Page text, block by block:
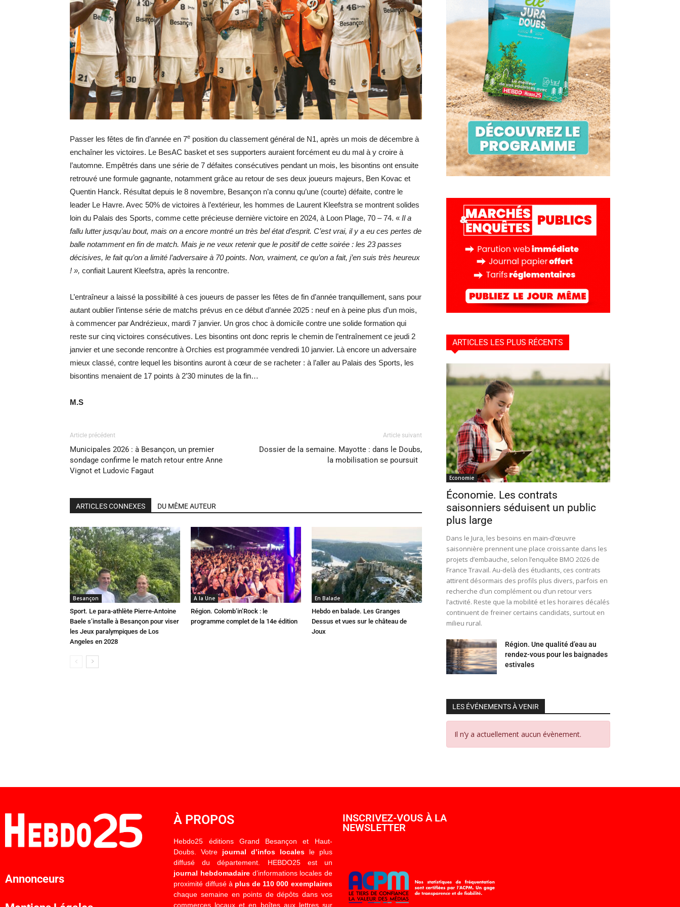
Hebdo25
Passer les fêtes de fin d’année en 7e position du classement général de N1, après un mois de décembre à
enchaîner les victoires. Le BesAC basket et ses supporters auraient forcément eu du mal à y croire à
l’automne. Empêtrés dans une série de 7 défaites consécutives pendant un mois, les bisontins ont ensuite
retrouvé une formule gagnante, notamment grâce au retour de ses deux joueurs majeurs, Ben Kovac et
Quentin Hanck. Résultat depuis le 8 novembre, Besançon n’a connu qu’une (courte) défaite, contre le
leader Le Havre. Avec 50% de victoires à l’extérieur, les hommes de Laurent Kleefstra se montrent solides
loin du Palais des Sports, comme cette précieuse dernière victoire en 2024, à Loon Plage, 70 – 74. « Il a
fallu lutter jusqu’au bout, mais on a encore montré un très bel état d’esprit. C’est vrai, il y a eu ces pertes de
balle notamment en fin de match. Mais je ne veux retenir que le positif de cette soirée : les 23 passes
décisives, le fait qu’on a limité l’adversaire à 70 points. Non, vraiment, ce qu’on a fait, j’en suis très heureux
! », confiait Laurent Kleefstra, après la rencontre.
L’entraîneur a laissé la possibilité à ces joueurs de passer les fêtes de fin d’année tranquillement, sans pour
autant oublier l’intense série de matchs prévus en ce début d’année 2025 : neuf en à peine plus d’un mois,
à commencer par Andrézieux, mardi 7 janvier. Un gros choc à domicile contre une solide formation qui
reste sur cinq victoires consécutives. Les bisontins ont donc repris le chemin de l’entraînement ce jeudi 2
janvier et une seconde rencontre à Orchies est programmée vendredi 10 janvier. Là encore un adversaire
mieux classé, contre lequel les bisontins auront à cœur de se racheter : à l’aller au Palais des Sports, les
bisontins menaient de 17 points à 2’30 minutes de la fin…
M.S
Article précédent
Municipales 2026 : à Besançon, un premier
sondage confirme le match retour entre Anne
Vignot et Ludovic Fagaut
Article suivant
Dossier de la semaine. Mayotte : dans le Doubs,
la mobilisation se poursuit
ARTICLES CONNEXES DU MÊME AUTEUR
Besançon
Sport. Le para-athlète Pierre-Antoine
Baele s’installe à Besançon pour viser
les Jeux paralympiques de Los
Angeles en 2028
A la Une
Région. Colomb’in’Rock : le
programme complet de la 14e édition
En Balade
Hebdo en balade. Les Granges
Dessus et vues sur le château de
Joux
ARTICLES LES PLUS RÉCENTS
Economie
Économie. Les contrats
saisonniers séduisent un public
plus large
Dans le Jura, les besoins en main-d’œuvre
saisonnière prennent une place croissante dans les
projets d’embauche, selon l’enquête BMO 2026 de
France Travail. Au-delà des étudiants, ces contrats
attirent désormais des profils plus divers, parfois en
recherche d’un complément ou d’un retour vers
l’activité. Reste que la mobilité et les horaires décalés
continuent de freiner certains candidats, surtout en
milieu rural.
Région. Une qualité d’eau au
rendez-vous pour les baignades
estivales
LES ÉVÉNEMENTS À VENIR
Il n’y a actuellement aucun évènement.
Annonceurs
À PROPOS
Hebdo25 éditions Grand Besançon et Haut-
Doubs. Votre journal d’infos localesle plus
diffusé du département. HEBDO25 est un
journal hebdomadaired’informations locales de
proximité diffusé à plus de 110 000 exemplaires
chaque semaine en points de dépôts dans vos
commerces locaux et en boîtes aux lettres sur
INSCRIVEZ-VOUS À LA
NEWSLETTER